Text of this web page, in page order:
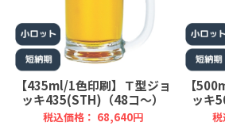
【435ml/1色印刷】Ｔ型ジョ
ッキ435(STH)（48コ～）
税込価格： 68,640円
【
ッキ